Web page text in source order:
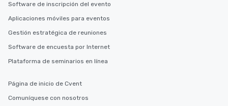
Software de inscripción del evento
Aplicaciones móviles para eventos
Gestión estratégica de reuniones
Software de encuesta por Internet
Plataforma de seminarios en línea
Página de inicio de Cvent
Comuníquese con nosotros